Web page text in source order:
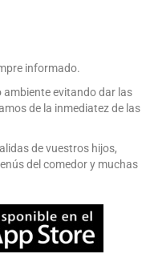
informado.
ambiente evitando dar las
de la inmediatez de las
de vuestros hijos,
del comedor y muchas